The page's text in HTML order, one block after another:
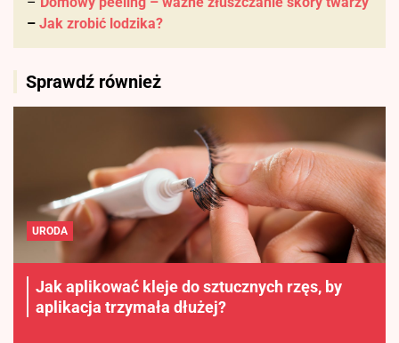
– Jak zrobić lodzika?
Sprawdź również
URODA
Jak aplikować kleje do sztucznych rzęs, by
aplikacja trzymała dłużej?